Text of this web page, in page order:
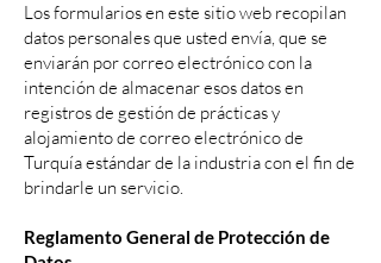
Los formularios en este sitio web recopilan
datos personales que usted envía, que se
enviarán por correo electrónico con la
intención de almacenar esos datos en
registros de gestión de prácticas y
alojamiento de correo electrónico de
Turquía estándar de la industria con el fin de
brindarle un servicio.
Reglamento General de Protección de